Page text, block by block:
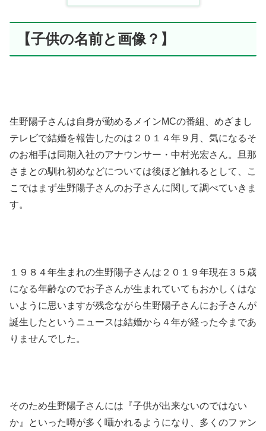
【子供の名前と画像？】
生野陽子さんは自身が勤めるメインMCの番組、めざまし
テレビで結婚を報告したのは２０１４年９月、気になるそ
のお相手は同期入社のアナウンサー・中村光宏さん。旦那
さまとの馴れ初めなどについては後ほど触れるとして、こ
こではまず生野陽子さんのお子さんに関して調べていきま
す。
１９８４年生まれの生野陽子さんは２０１９年現在３５歳
になる年齢なのでお子さんが生まれていてもおかしくはな
いように思いますが残念ながら生野陽子さんにお子さんが
誕生したというニュースは結婚から４年が経った今まであ
りませんでした。
そのため生野陽子さんには『子供が出来ないのではない
か』といった噂が多く囁かれるようになり、多くのファン